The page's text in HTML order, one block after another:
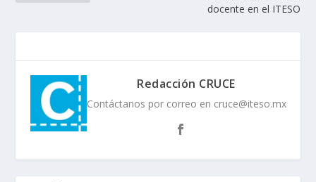
docente en el ITESO
Redacción CRUCE
Contáctanos por correo en cruce@iteso.mx